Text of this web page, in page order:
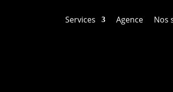
Services Agence Nos